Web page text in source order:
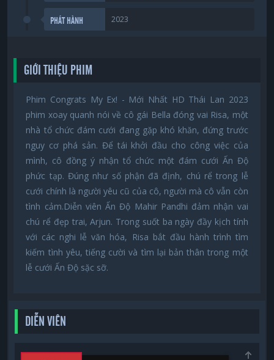
PHÁT HÀNH 2023
GIỚI THIỆU PHIM
Phim Congrats My Ex! - Mới Nhất HD Thái Lan 2023
phim xoay quanh nói về cô gái Bella đóng vai Risa, một
nhà tổ chức đám cưới đang gặp khó khăn, đứng trước
nguy cơ phá sản. Để tái khởi đầu cho công việc của
mình, cô đồng ý nhận tổ chức một đám cưới Ấn Độ
phức tạp. Đúng như số phận đã định, chú rể trong lễ
cưới chính là người yêu cũ của cô, người mà cô vẫn còn
tình cảm.Diễn viên Ấn Độ Mahir Pandhi đảm nhận vai
chú rể đẹp trai, Arjun. Trong suốt ba ngày đầy kịch tính
với các nghi lễ văn hóa, Risa bắt đầu hành trình tìm
kiếm tình yêu, tiếng cười và tìm lại bản thân trong một
lễ cưới Ấn Độ sặc sỡ.
DIỄN VIÊN